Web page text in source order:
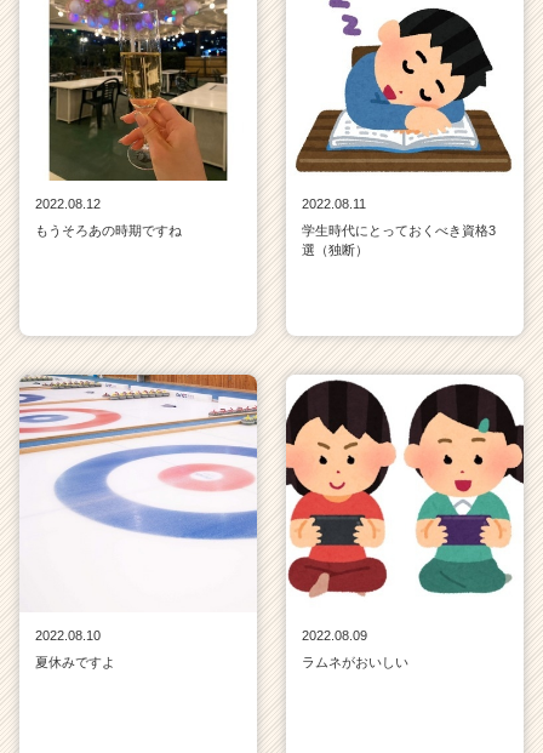
2022.08.12
もうそろあの時期ですね
2022.08.11
学生時代にとっておくべき資格3
選（独断）
2022.08.10
夏休みですよ
2022.08.09
ラムネがおいしい